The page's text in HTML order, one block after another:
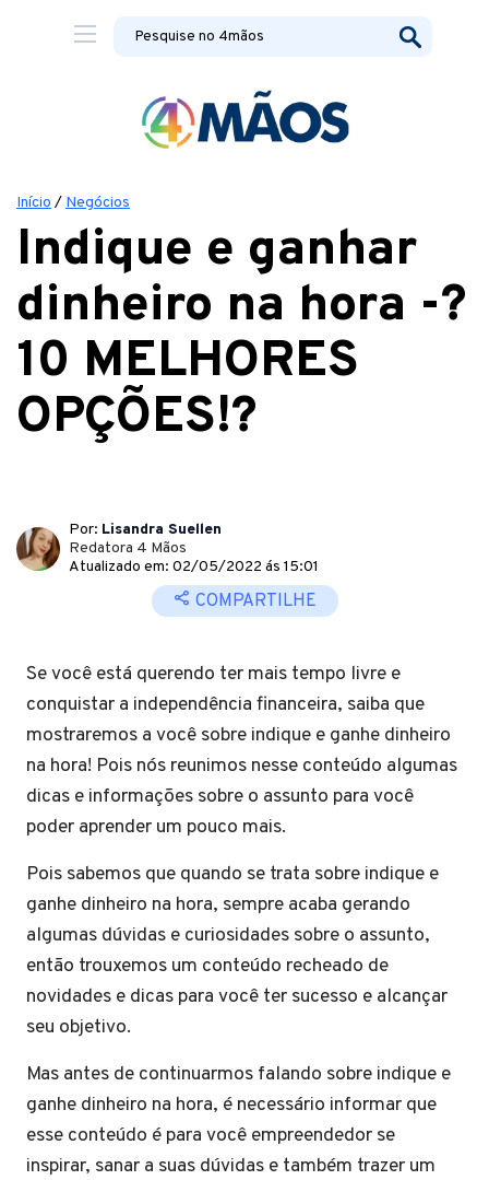
Início / Negócios
Indique e ganhar
dinheiro na hora -?
10 MELHORES
OPÇÕES!?
Por: Lisandra Suellen
Redatora 4 Mãos
Atualizado em: 02/05/2022 ás 15:01
COMPARTILHE
Se você está querendo ter mais tempo livre e
conquistar a independência financeira, saiba que
mostraremos a você sobre indique e ganhe dinheiro
na hora! Pois nós reunimos nesse conteúdo algumas
dicas e informações sobre o assunto para você
poder aprender um pouco mais.
Pois sabemos que quando se trata sobre indique e
ganhe dinheiro na hora, sempre acaba gerando
algumas dúvidas e curiosidades sobre o assunto,
então trouxemos um conteúdo recheado de
novidades e dicas para você ter sucesso e alcançar
seu objetivo.
Mas antes de continuarmos falando sobre indique e
ganhe dinheiro na hora, é necessário informar que
esse conteúdo é para você empreendedor se
inspirar, sanar a suas dúvidas e também trazer um